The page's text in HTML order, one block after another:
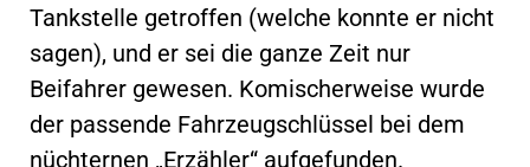
Tankstelle getroffen (welche konnte er nicht
sagen), und er sei die ganze Zeit nur
Beifahrer gewesen. Komischerweise wurde
der passende Fahrzeugschlüssel bei dem
nüchternen „Erzähler“ aufgefunden.